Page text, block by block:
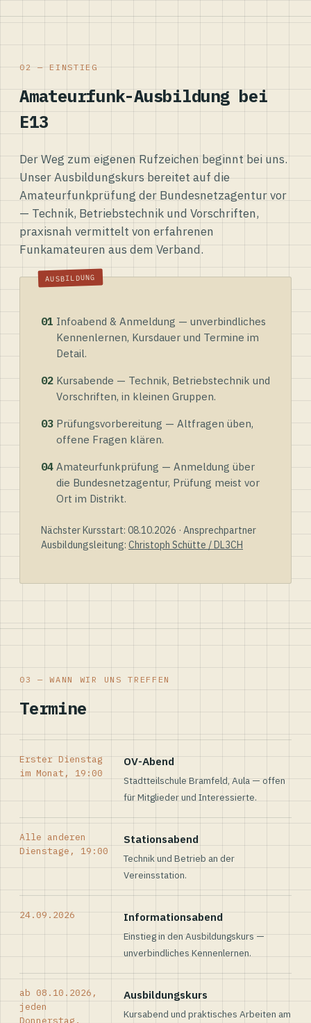
02 — EINSTIEG
Amateurfunk-Ausbildung bei
E13
Der Weg zum eigenen Rufzeichen beginnt bei uns.
Unser Ausbildungskurs bereitet auf die
Amateurfunkprüfung der Bundesnetzagentur vor
— Technik, Betriebstechnik und Vorschriften,
praxisnah vermittelt von erfahrenen
Funkamateuren aus dem Verband.
01 Infoabend & Anmeldung — unverbindliches
Kennenlernen, Kursdauer und Termine im
Detail.
02 Kursabende — Technik, Betriebstechnik und
Vorschriften, in kleinen Gruppen.
03 Prüfungsvorbereitung — Altfragen üben,
offene Fragen klären.
04 Amateurfunkprüfung — Anmeldung über
die Bundesnetzagentur, Prüfung meist vor
Ort im Distrikt.
Nächster Kursstart: 08.10.2026 · Ansprechpartner
Ausbildungsleitung: Christoph Schütte / DL3CH
03 — WANN WIR UNS TREFFEN
Termine
Erster Dienstag
im Monat, 19:00
OV-Abend
Stadtteilschule Bramfeld, Aula — offen
für Mitglieder und Interessierte.
Alle anderen
Dienstage, 19:00
Stationsabend
Technik und Betrieb an der
Vereinsstation.
24.09.2026 Informationsabend
Einstieg in den Ausbildungskurs —
unverbindliches Kennenlernen.
ab 08.10.2026,
jeden
Donnerstag,
Ausbildungskurs
Kursabend und praktisches Arbeiten am